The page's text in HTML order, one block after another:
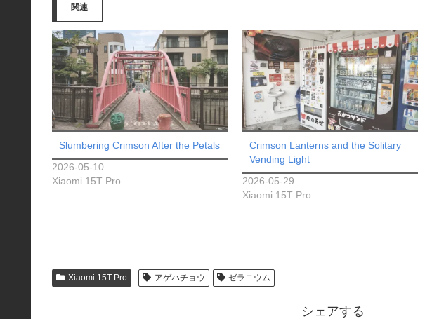
中…
関連
Slumbering Crimson After the Petals
2026-05-10
Xiaomi 15T Pro
Crimson Lanterns and the Solitary
Vending Light
2026-05-29
Xiaomi 15T Pro
Xiaomi 15T Pro アゲハチョウ ゼラニウム
シェアする